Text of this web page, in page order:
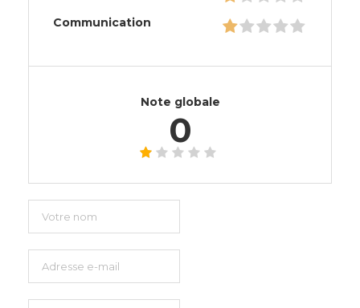
Communication
Note globale
0